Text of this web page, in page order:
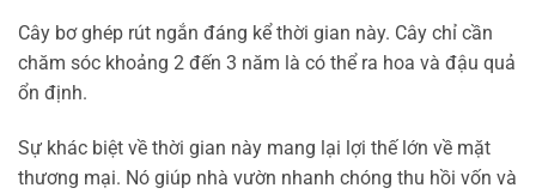
Cây bơ ghép rút ngắn đáng kể thời gian này. Cây chỉ cần
chăm sóc khoảng 2 đến 3 năm là có thể ra hoa và đậu quả
ổn định.
Sự khác biệt về thời gian này mang lại lợi thế lớn về mặt
thương mại. Nó giúp nhà vườn nhanh chóng thu hồi vốn và